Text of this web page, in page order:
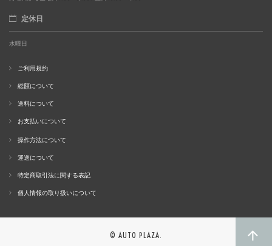
定休日
水曜日
ご利用規約
総額について
送料について
お支払いについて
操作方法について
運送について
特定商取引法に関する表記
個人情報の取り扱いについて
© AUTO PLAZA.